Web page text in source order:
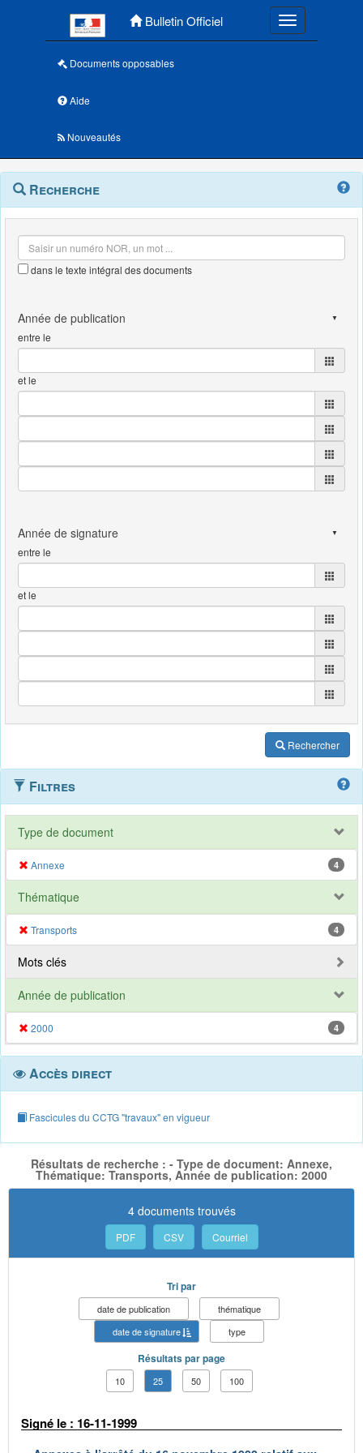
Bulletin Officiel Toggle
Documents opposables
Aide
Nouveautés
Navigation
outils
Menu
contextuel
Recherche
dans le texte intégral des documents
entre le
et le
entre le
et le
Rechercher
Filtres
Type de document
Annexe 4
Thématique
Transports 4
Mots clés
Année de publication
2000 4
Accès direct
Fascicules du CCTG "travaux" en vigueur
Résultats de recherche : - Type de document: Annexe,
Thématique: Transports, Année de publication: 2000
4 documents trouvés
PDF CSV Courriel
Tri par
date de publication
thématique
date de signature
type
Résultats par page
10 25 50 100
Signé le : 16-11-1999